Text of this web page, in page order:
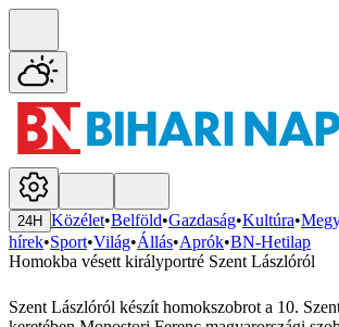
24H Közélet•Belföld•Gazdaság•Kultúra•
hírek•Sport•Világ•Állás•Aprók•BN-Hetilap
Homokba vésett királyportré Szent Lászlóról
Szent Lászlóról készít homokszobrot a 10.